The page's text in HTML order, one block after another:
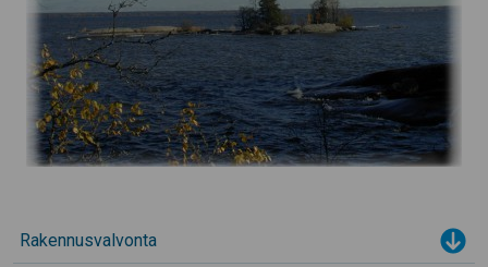
Rakennusvalvonta